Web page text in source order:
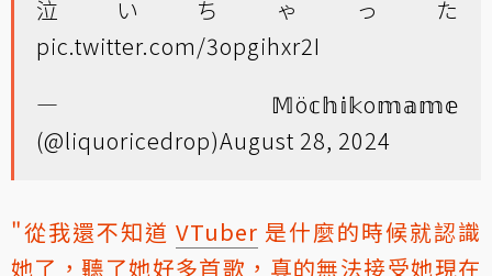
泣いちゃった
pic.twitter.com/3opgihxr2I
— 𝕄ö𝕔𝕙𝕚𝕜o𝕞𝕒𝕞𝕖
(@liquoricedrop)August 28, 2024
"從我還不知道 VTuber 是什麼的時候就認識
她了，聽了她好多首歌，真的無法接受她現在